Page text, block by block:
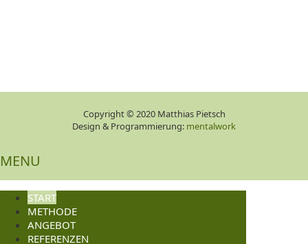
Copyright © 2020 Matthias Pietsch
Design & Programmierung: mentalwork
MENU
START
METHODE
ANGEBOT
REFERENZEN